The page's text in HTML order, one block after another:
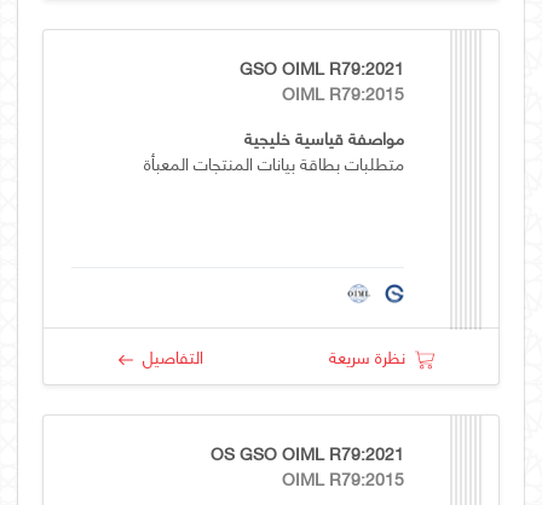
GSO OIML R79:2021
OIML R79:2015
مواصفة قياسية خليجية
متطلبات بطاقة بيانات المنتجات المعبأة
نظرة سريعة التفاصيل
OS GSO OIML R79:2021
OIML R79:2015